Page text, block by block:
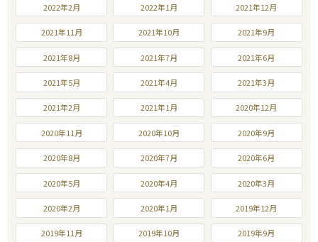
2022年2月 2022年1月 2021年12月
2021年11月 2021年10月 2021年9月
2021年8月 2021年7月 2021年6月
2021年5月 2021年4月 2021年3月
2021年2月 2021年1月 2020年12月
2020年11月 2020年10月 2020年9月
2020年8月 2020年7月 2020年6月
2020年5月 2020年4月 2020年3月
2020年2月 2020年1月 2019年12月
2019年11月 2019年10月 2019年9月